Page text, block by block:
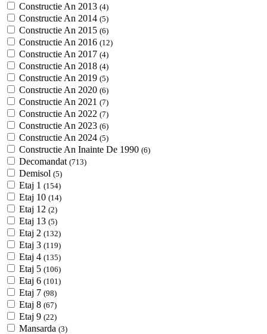
Constructie An 2013 (4)
Constructie An 2014 (5)
Constructie An 2015 (6)
Constructie An 2016 (12)
Constructie An 2017 (4)
Constructie An 2018 (4)
Constructie An 2019 (5)
Constructie An 2020 (6)
Constructie An 2021 (7)
Constructie An 2022 (7)
Constructie An 2023 (6)
Constructie An 2024 (5)
Constructie An Inainte De 1990 (6)
Decomandat (713)
Demisol (5)
Etaj 1 (154)
Etaj 10 (14)
Etaj 12 (2)
Etaj 13 (5)
Etaj 2 (132)
Etaj 3 (119)
Etaj 4 (135)
Etaj 5 (106)
Etaj 6 (101)
Etaj 7 (98)
Etaj 8 (67)
Etaj 9 (22)
Mansarda (3)